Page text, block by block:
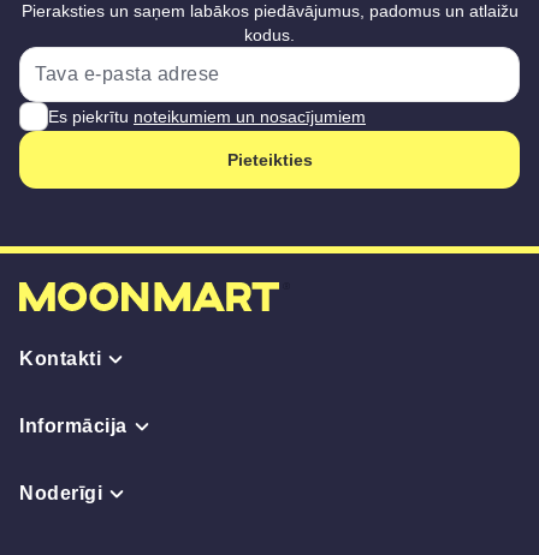
Pieraksties un saņem labākos piedāvājumus, padomus un atlaižu
kodus.
Es piekrītu noteikumiem un nosacījumiem
Pieteikties
Kontakti
Informācija
Noderīgi